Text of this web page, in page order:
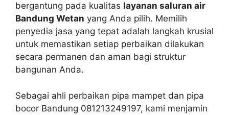
bergantung pada kualitas layanan saluran air
Bandung Wetan yang Anda pilih. Memilih
penyedia jasa yang tepat adalah langkah krusial
untuk memastikan setiap perbaikan dilakukan
secara permanen dan aman bagi struktur
bangunan Anda.
Sebagai ahli perbaikan pipa mampet dan pipa
bocor Bandung 081213249197, kami menjamin